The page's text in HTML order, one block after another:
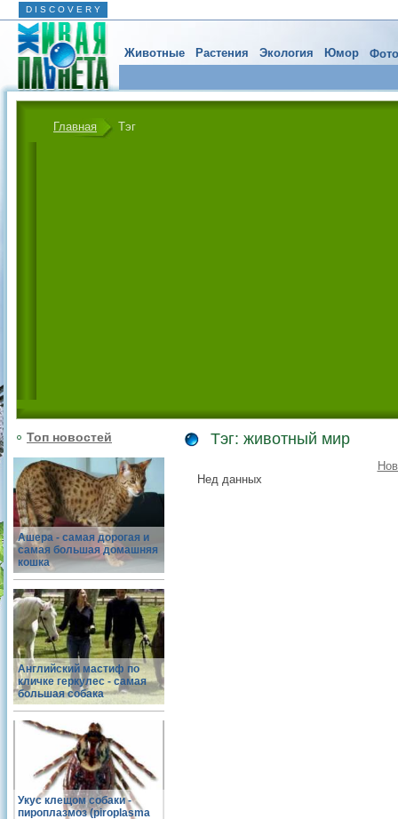
D I S C O V E R Y
Животные Растения Экология Юмор
Главная Тэг
Топ новостей
Ашера - самая дорогая и
самая большая домашняя
кошка
Английский мастиф по
кличке геркулес - самая
большая собака
Укус клещом собаки -
пироплазмоз (piroplasma
Тэг: животный мир
Нед данных